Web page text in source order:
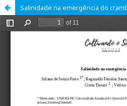
Salinidade na emergência do